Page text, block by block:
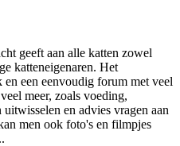
geeft aan alle katten zowel
katteneigenaren. Het
een eenvoudig forum met veel
meer, zoals voeding,
en advies vragen aan
men ook foto's en filmpjes